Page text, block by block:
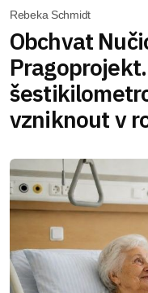
Rebeka Schmidt
Obchvat
vzniknout v